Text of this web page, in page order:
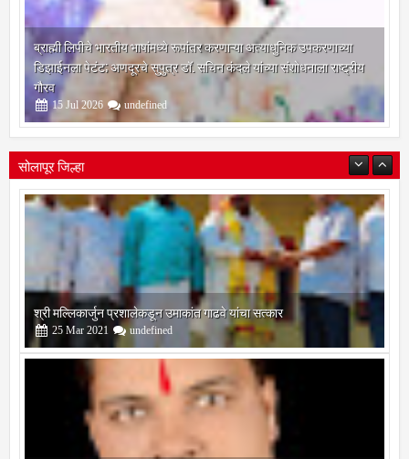
ब्राह्मी लिपीचे भारतीय भाषांमध्ये रूपांतर करणाऱ्या अत्याधुनिक उपकरणाच्या
डिझाईनला पेटंट; अणदूरचे सुपुत्र डॉ. सचिन कंदले यांच्या संशोधनाला राष्ट्रीय
गौरव
15 Jul 2026 undefined
सोलापूर जिल्हा
भारतीय जनता पक्ष चिटणीसपदी उमाकांत गाढवे यांची निवड
19 Mar 2021 undefined